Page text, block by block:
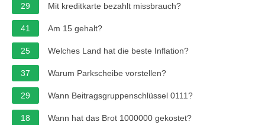
29 Mit kreditkarte bezahlt missbrauch?
41 Am 15 gehalt?
25 Welches Land hat die beste Inflation?
37 Warum Parkscheibe vorstellen?
29 Wann Beitragsgruppenschlüssel 0111?
18 Wann hat das Brot 1000000 gekostet?